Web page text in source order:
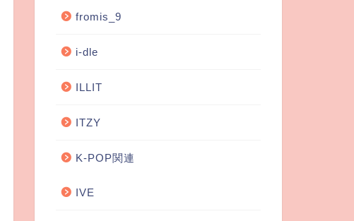
fromis_9
i-dle
ILLIT
ITZY
K-POP関連
IVE